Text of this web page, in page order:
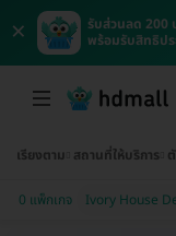
×
รับส่วนลด 200
พร้อมรับสิทธิปร
เรียงตาม สถานที่ให้บริการ
0 แพ็กเกจ Ivory House